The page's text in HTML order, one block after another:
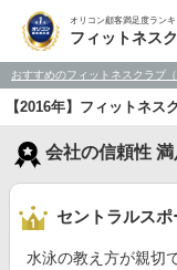
オリコン顧客満足度ラン
フィットネス
おすすめのフィットネスクラブ
【2016年】フィットネ
会社の信頼性
セントラルスポ
水泳の教え方が親切